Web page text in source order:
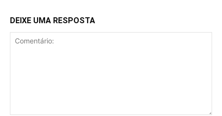
DEIXE UMA RESPOSTA